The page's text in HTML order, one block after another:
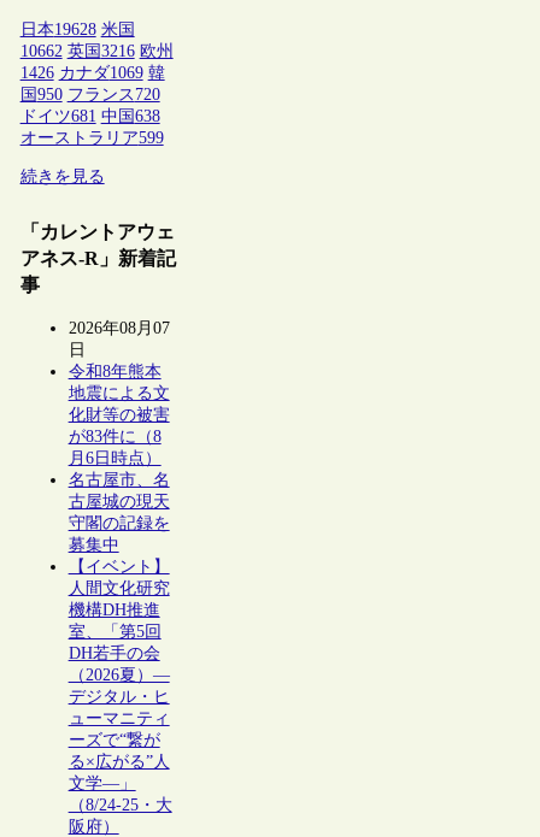
日本19628 米国
10662 英国 3216 欧州
1426 カナダ1069 韓
国 950 フランス 720
ドイツ681 中国 638
オーストラリア599
続きを見る
「カレントアウェ
アネス-R」新着記
事
2026年08月07
日
令和8年熊本
地震による文
化財等の被害
が83件に（8
月6日時点）
名古屋市、名
古屋城の現天
守閣の記録を
募集中
【イベント】
人間文化研究
機構DH推進
室、「第5回
DH若手の会
（2026夏）―
デジタル・ヒ
ューマニティ
ーズで“繋が
る×広がる”人
文学―」
（8/24-25・大
阪府）